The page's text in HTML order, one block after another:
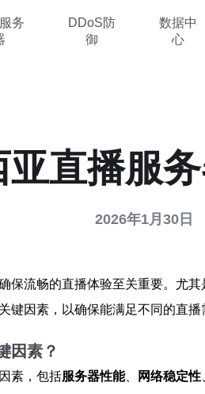
务
DDoS防
御
数据中
心
直播服
2026年1月30日
保流畅的直播体验至关重要。尤
键因素，以确保能满足不同的直播
因素？
素，包括服务器性能、 网络稳定性